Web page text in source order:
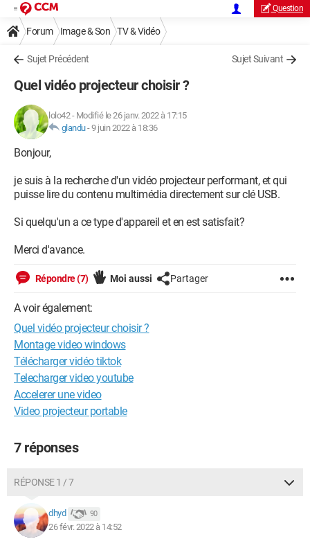
Question
Forum Image & Son TV & Vidéo
Sujet Précédent Sujet Suivant
Quel vidéo projecteur choisir ?
lolo42- Modifié le 26 janv. 2022 à 17:15
glandu-9 juin 2022 à 18:36
Bonjour,
je suis à la recherche d'un vidéo projecteur performant, et qui
puisse lire du contenu multimédia directement sur clé USB.
Si quelqu'un a ce type d'appareil et en est satisfait?
Merci d'avance.
Répondre (7) Moi aussi Partager
A voir également:
Quel vidéo projecteur choisir ?
Montage video windows
Télécharger vidéo tiktok
Telecharger video youtube
Accelerer une video
Video projecteur portable
7 réponses
RÉPONSE 1 / 7
dhyd 90
26 févr. 2022 à 14:52